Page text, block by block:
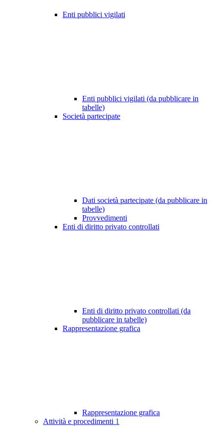
Enti pubblici vigilati
Enti pubblici vigilati (da pubblicare in
tabelle)
Società partecipate
Dati società partecipate (da pubblicare in
tabelle)
Provvedimenti
Enti di diritto privato controllati
Enti di diritto privato controllati (da
pubblicare in tabelle)
Rappresentazione grafica
Rappresentazione grafica
Attività e procedimenti 1